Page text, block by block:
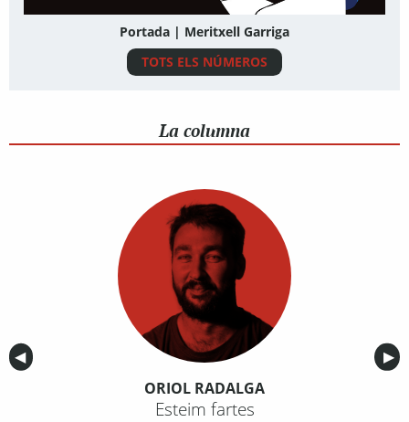
Portada | Meritxell Garriga
TOTS ELS NÚMEROS
La columna
Anterior
◀︎ ▶︎
ORIOL RADALGA
Esteim fartes